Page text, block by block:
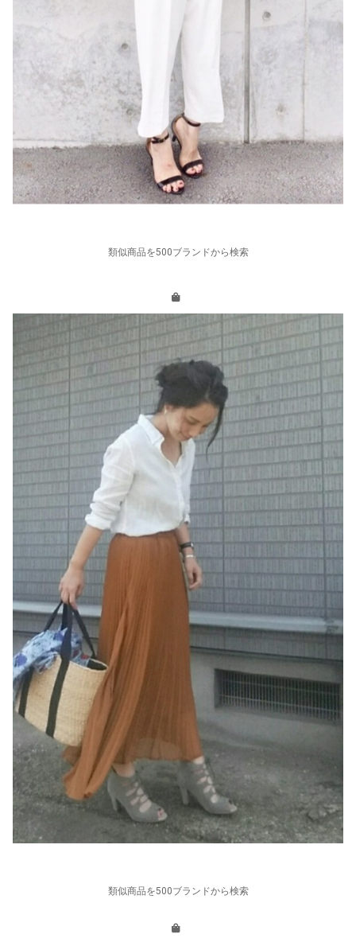
類似商品を500ブランドから検索
類似商品を500ブランドから検索